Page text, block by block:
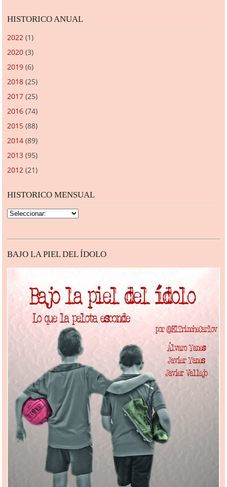
HISTORICO ANUAL
2022 (1)
2020 (3)
2019 (6)
2018 (25)
2017 (25)
2016 (74)
2015 (88)
2014 (89)
2013 (95)
2012 (21)
HISTORICO MENSUAL
BAJO LA PIEL DEL ÍDOLO